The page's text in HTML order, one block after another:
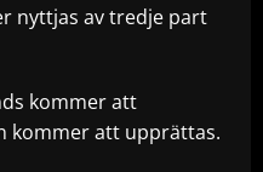
nyttjas av tredje part
kommer att
kommer att upprättas.